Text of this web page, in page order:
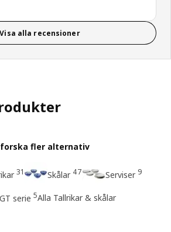
Visa alla recensioner
fler alternativ
31 Skålar 47 Serviser 9
serie 5Alla Tallrikar & skålar